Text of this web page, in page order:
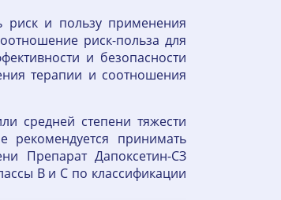
риск и пользу применения
риск-польза для
и безопасности
терапии и соотношения
средней степени тяжести
рекомендуется принимать
Препарат Дапоксетин-СЗ
В и С по классификации